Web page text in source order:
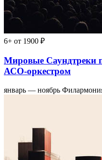
6+ от 1900 ₽
Мировые Саундтреки
АСО-оркестром
январь — ноябрь